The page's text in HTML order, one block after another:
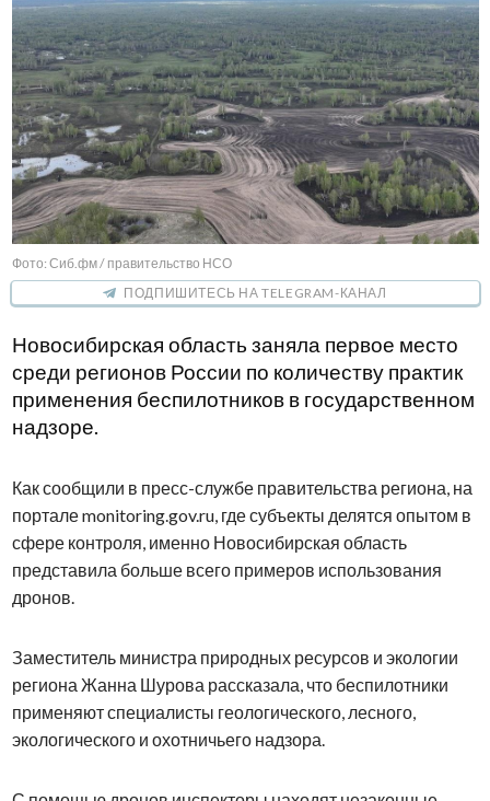
Фото: Сиб.фм / правительство НСО
ПОДПИШИТЕСЬ НА TELEGRAM-КАНАЛ
Новосибирская область заняла первое место
среди регионов России по количеству практик
применения беспилотников в государственном
надзоре.
Как сообщили в пресс-службе правительства региона, на
портале monitoring.gov.ru, где субъекты делятся опытом в
сфере контроля, именно Новосибирская область
представила больше всего примеров использования
дронов.
Заместитель министра природных ресурсов и экологии
региона Жанна Шурова рассказала, что беспилотники
применяют специалисты геологического, лесного,
экологического и охотничьего надзора.